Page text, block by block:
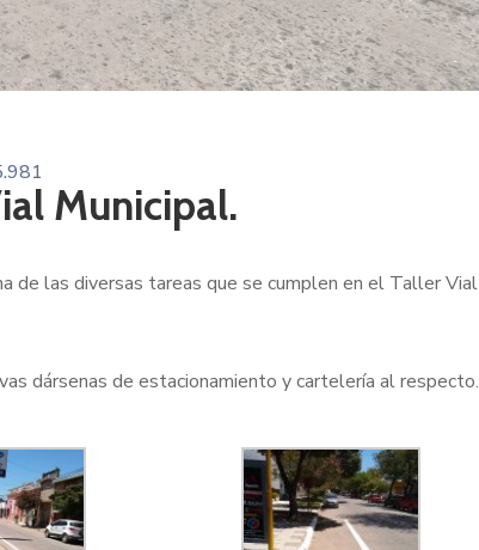
Municipal.
de las diversas tareas que se cumplen en el Taller Vial
dársenas de estacionamiento y cartelería al respecto.